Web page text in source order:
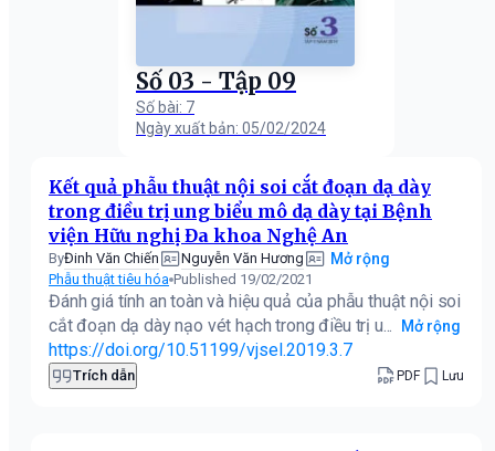
Số 03 - Tập 09
Số bài: 7
Ngày xuất bản: 05/02/2024
Kết quả phẫu thuật nội soi cắt đoạn dạ dày
trong điều trị ung biểu mô dạ dày tại Bệnh
viện Hữu nghị Đa khoa Nghệ An
ByĐinh Văn Chiến Nguyễn Văn Hương Mở rộng
Phẫu thuật tiêu hóa Published 19/02/2021
Đánh giá tính an toàn và hiệu quả của phẫu thuật nội soi
cắt đoạn dạ dày nạo vét hạch trong điều trị u...
Mở rộng
https://doi.org/10.51199/vjsel.2019.3.7
Trích dẫn PDF Lưu